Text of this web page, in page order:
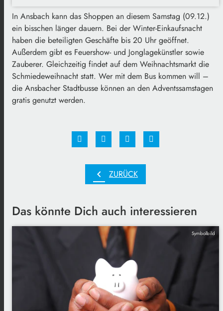
In Ansbach kann das Shoppen an diesem Samstag (09.12.)
ein bisschen länger dauern. Bei der Winter-Einkaufsnacht
haben die beteiligten Geschäfte bis 20 Uhr geöffnet.
Außerdem gibt es Feuershow- und Jonglagekünstler sowie
Zauberer. Gleichzeitig findet auf dem Weihnachtsmarkt die
Schmiedeweihnacht statt. Wer mit dem Bus kommen will –
die Ansbacher Stadtbusse können an den Adventssamstagen
gratis genutzt werden.
chevron_left ZURÜCK
Das könnte Dich auch interessieren
Symbolbild